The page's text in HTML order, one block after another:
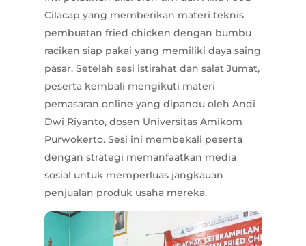
Cilacap yang memberikan materi teknis
pembuatan fried chicken dengan bumbu
racikan siap pakai yang memiliki daya saing
pasar. Setelah sesi istirahat dan salat Jumat,
peserta kembali mengikuti materi
pemasaran online yang dipandu oleh Andi
Dwi Riyanto, dosen Universitas Amikom
Purwokerto. Sesi ini membekali peserta
dengan strategi memanfaatkan media
sosial untuk memperluas jangkauan
penjualan produk usaha mereka.